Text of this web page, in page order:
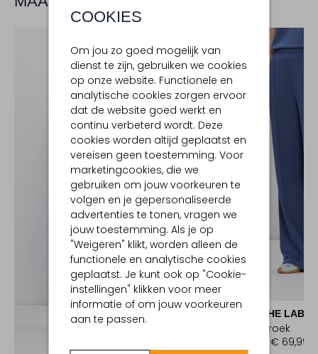
COOKIES
Om jou zo goed mogelijk van
dienst te zijn, gebruiken we cookies
op onze website. Functionele en
analytische cookies zorgen ervoor
dat de website goed werkt en
continu verbeterd wordt. Deze
cookies worden altijd geplaatst en
vereisen geen toestemming. Voor
marketingcookies, die we
gebruiken om jouw voorkeuren te
volgen en je gepersonaliseerde
advertenties te tonen, vragen we
jouw toestemming. Als je op
"Weigeren" klikt, worden alleen de
functionele en analytische cookies
geplaatst. Je kunt ook op "Cookie-
instellingen" klikken voor meer
informatie of om jouw voorkeuren
aan te passen.
Ontdek de look
AIMEE THE LABEL
Flared broek
€ 69,99